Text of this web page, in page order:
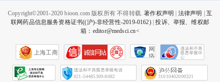
Copyright©2001-2020 bioon.com 版权所有 不得转载.著作权声明 法律声明
互
联网药品信息服务资格证书((沪)-非经营性-2019-0162)|投诉、举报、维权邮
箱：editor@medsci.cn<
上海工商
网
络
会
征
021-54485309-8082 31010402000321